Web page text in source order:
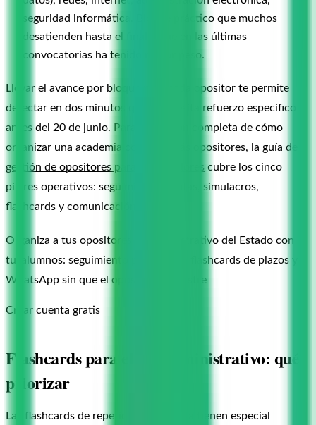
seguridad informática. Bloque práctico que muchos
desatienden hasta el final y que en las últimas
convocatorias ha tenido mayor peso.
Llevar el avance por bloque para cada opositor te permite
detectar en dos minutos quién necesita refuerzo específico
antes del 20 de junio. Para una visión completa de cómo
organizar una academia con 20 o más opositores, la guía de
gestión de opositores para preparadores cubre los cinco
pilares operativos: seguimiento, cuotas, simulacros,
flashcards y comunicación.
Organiza a tus opositores al Administrativo del Estado con
tusalumnos: seguimiento por bloque, flashcards de plazos y
WhatsApp sin que el opositor se registre
Crear cuenta gratis
Flashcards para el C1 Administrativo: qué
priorizar
Las flashcards de repetición espaciada tienen especial